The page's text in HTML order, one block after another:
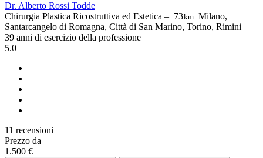
Dr. Alberto Rossi Todde
Chirurgia Plastica Ricostruttiva ed Estetica – 73km Milano,
Santarcangelo di Romagna, Città di San Marino, Torino, Rimini
39 anni di esercizio della professione
5.0
11 recensioni
Prezzo da
1.500 €